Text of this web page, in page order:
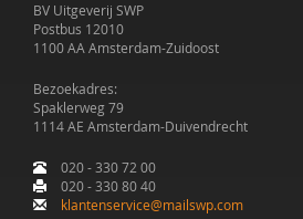
Marcel D. Jansen
Ingrid D.C. van Balkom
I.W. de Groot
BV Uitgeverij SWP
Postbus 12010
1100 AA Amsterdam-Zuidoost
Bezoekadres:
Spaklerweg 79
1114 AE Amsterdam-Duivendrecht
020 - 330 72 00
020 - 330 80 40
klantenservice@mailswp.com